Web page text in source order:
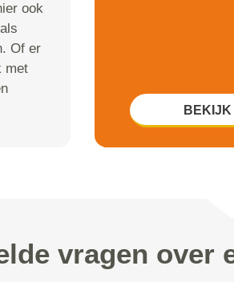
ook
Of er
met
vragen over